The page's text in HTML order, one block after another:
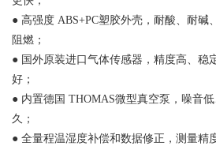
● 高强度 ABS+PC塑胶外壳，耐酸、耐碱
阻燃；
● 国外原装进口气体传感器，精度高、稳
好；
● 内置德国 THOMAS微型真空泵，噪音
久；
● 全量程温湿度补偿和数据修正，测量精